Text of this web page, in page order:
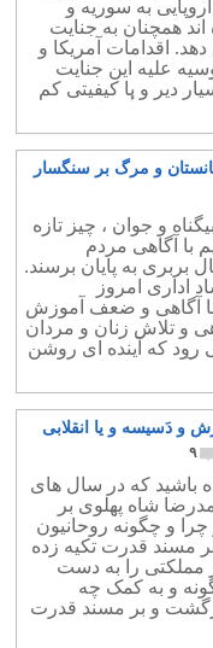
به سوریه و
همچنان به جنایت
اقدامات آمریکا و
علیه این جنایت
دیر و با کیفیتی کم
و بی تأثیر است.
و مرگ بر سنگسار
و جوان ، چیز تازه
با آگاهی مردم
بربری به پایان برسند.
اداری امروز
آگاهی و ضعف آموزش
و تلاش زنان و مردان
رود که آینده ای روشن
در افغانستان
بانوان در امور اداره
سطح سواد می تواند به
افغانستان
فقر و بیسوادی
است جنگ داخلی
۵۷؛ شورش و دَسیسه و یا انقلابی
۹
باشید که در سال های
شاه پهلوی بر
و چگونه روحانیون
مسند قدرت تکیه زده
مملکتی را به دست
و به کمک چه
و بر مسند قدرت